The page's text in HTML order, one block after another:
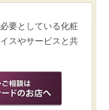
要としている化粧
スやサービスと共